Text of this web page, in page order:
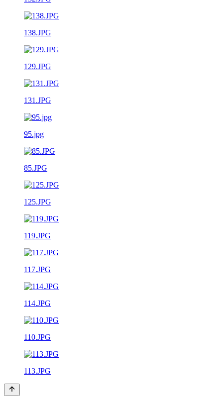
138.JPG
129.JPG
131.JPG
95.jpg
85.JPG
125.JPG
119.JPG
117.JPG
114.JPG
110.JPG
113.JPG